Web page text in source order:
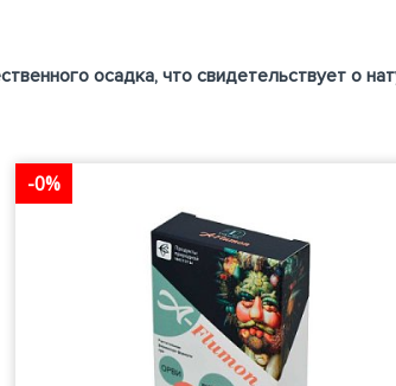
осадка, что свидетельствует о
-0%